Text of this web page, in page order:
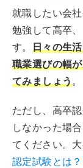
就職したい会
勉強して高卒
す。 日々の生
職業選びの幅
てみましょう。
ただし、高卒
しなかった場
てください。
認定試験とは